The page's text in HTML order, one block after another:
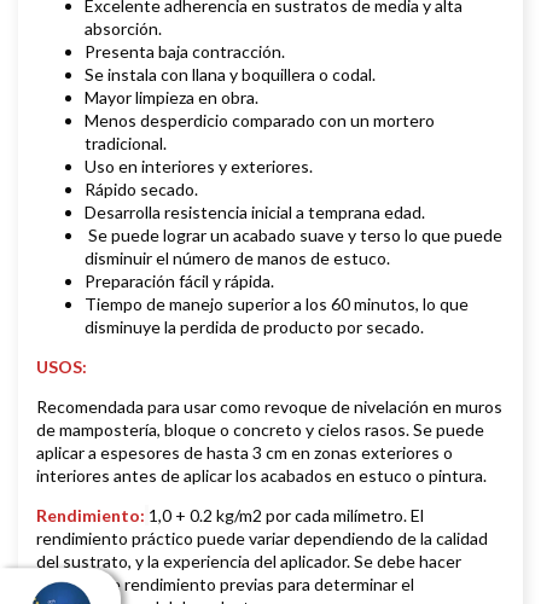
Excelente adherencia en sustratos de media y alta
absorción.
Presenta baja contracción.
Se instala con llana y boquillera o codal.
Mayor limpieza en obra.
Menos desperdicio comparado con un mortero
tradicional.
Uso en interiores y exteriores.
Rápido secado.
Desarrolla resistencia inicial a temprana edad.
Se puede lograr un acabado suave y terso lo que puede
disminuir el número de manos de estuco.
Preparación fácil y rápida.
Tiempo de manejo superior a los 60 minutos, lo que
disminuye la perdida de producto por secado.
USOS:
Recomendada para usar como revoque de nivelación en muros
de mampostería, bloque o concreto y cielos rasos. Se puede
aplicar a espesores de hasta 3 cm en zonas exteriores o
interiores antes de aplicar los acabados en estuco o pintura.
Rendimiento: 1,0 + 0.2 kg/m2 por cada milímetro. El
rendimiento práctico puede variar dependiendo de la calidad
del sustrato, y la experiencia del aplicador. Se debe hacer
pruebas de rendimiento previas para determinar el